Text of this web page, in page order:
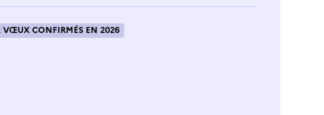
VŒUX CONFIRMÉS EN 2026